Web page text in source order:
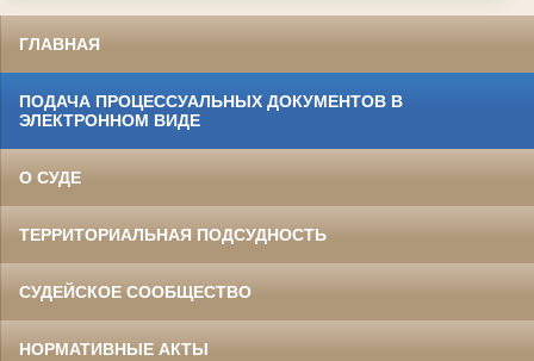
ГЛАВНАЯ
ПОДАЧА ПРОЦЕССУАЛЬНЫХ ДОКУМЕНТОВ В
ЭЛЕКТРОННОМ ВИДЕ
О СУДЕ
ТЕРРИТОРИАЛЬНАЯ ПОДСУДНОСТЬ
СУДЕЙСКОЕ СООБЩЕСТВО
НОРМАТИВНЫЕ АКТЫ